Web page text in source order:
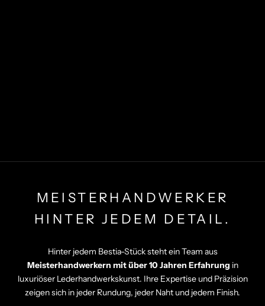
MEISTERHANDWERKER
HINTER JEDEM DETAIL.
Hinter jedem Bestia-Stück steht ein Team aus
Meisterhandwerkern mit über 10 Jahren Erfahrung in
luxuriöser Lederhandwerkskunst. Ihre Expertise und Präzision
zeigen sich in jeder Rundung, jeder Naht und jedem Finish.